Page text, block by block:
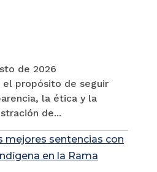
de 2026
el propósito de seguir
la ética y la
de...
mejores sentencias con
en la Rama